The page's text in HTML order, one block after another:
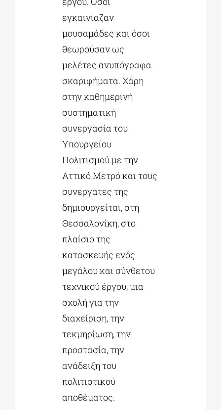
εγκαινίαζαν
μουσαμάδες και όσοι
θεωρούσαν ως
μελέτες ανυπόγραφα
σκαριφήματα. Χάρη
στην καθημερινή
συστηματική
συνεργασία του
Υπουργείου
Πολιτισμού με την
Αττικό Μετρό και τους
συνεργάτες της
δημιουργείται, στη
Θεσσαλονίκη, στο
πλαίσιο της
κατασκευής ενός
μεγάλου και σύνθετου
τεχνικού έργου, μια
σχολή για την
διαχείριση, την
τεκμηρίωση, την
προστασία, την
ανάδειξη του
πολιτιστικού
αποθέματος.